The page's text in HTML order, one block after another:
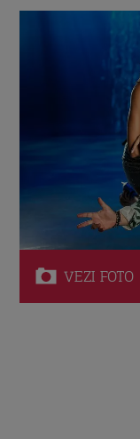
VEZI FOTO